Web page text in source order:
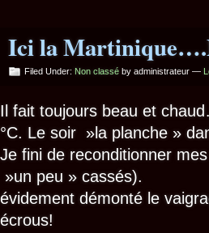
Ici la
Filed Under: Non classé by administrateur —
Il fait toujours beau et
°C. Le soir »la planche »
Je fini de reconditionner
»un peu » cassés).
évidement démonté le
écrous!